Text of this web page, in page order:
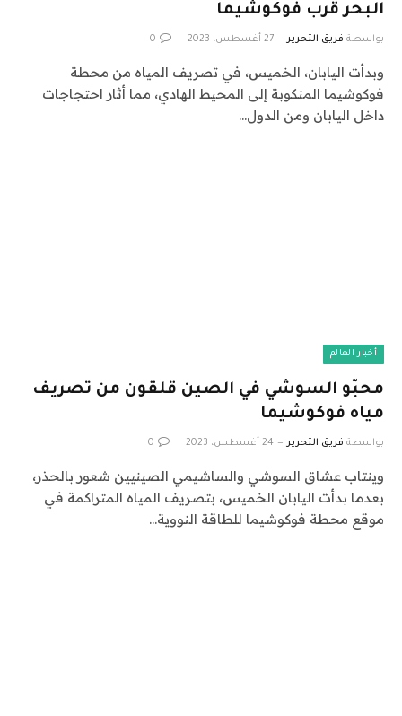
البحر قرب فوكوشيما
بواسطة فريق التحرير 27 أغسطس، 2023 0
وبدأت اليابان، الخميس، في تصريف المياه من محطة
فوكوشيما المنكوبة إلى المحيط الهادي، مما أثار احتجاجات
داخل اليابان ومن الدول…
أخبار العالم
محبّو السوشي في الصين قلقون من تصريف
مياه فوكوشيما
بواسطة فريق التحرير 24 أغسطس، 2023 0
وينتاب عشاق السوشي والساشيمي الصينيين شعور بالحذر،
بعدما بدأت اليابان الخميس، بتصريف المياه المتراكمة في
موقع محطة فوكوشيما للطاقة النووية…